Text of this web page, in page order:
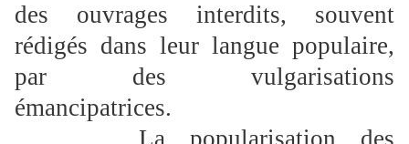
des ouvrages interdits, souvent
rédigés dans leur langue populaire,
par des vulgarisations
émancipatrices.